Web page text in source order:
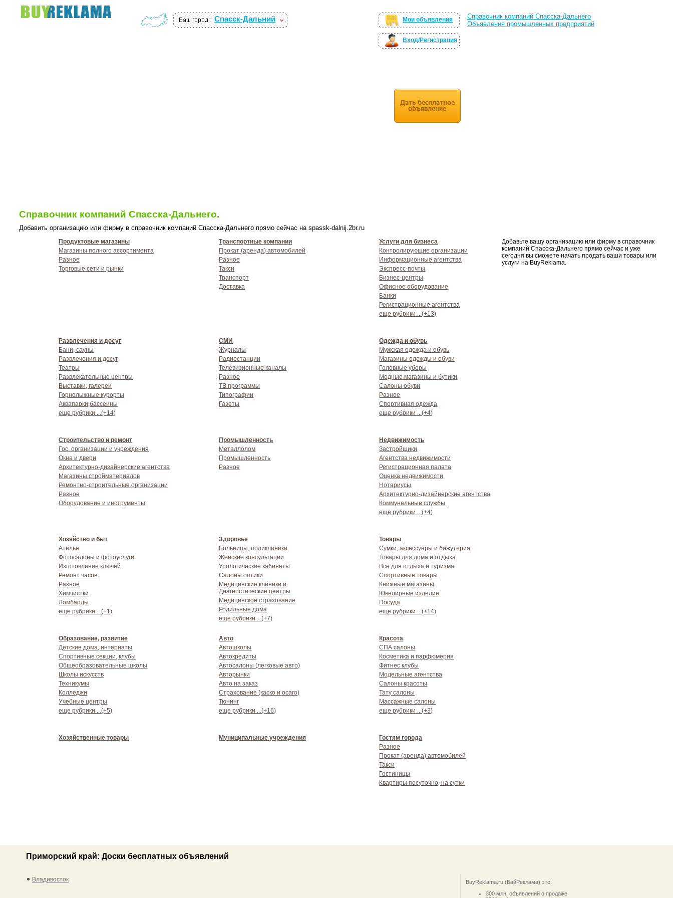
Спасск-Дальний Мои объявления
Вход/Регистрация
Справочник компаний Спасска-Дальнего
Объявления промышленных предприятий
Справочник компаний Спасска-Дальнего.
Добавить организацию или фирму в справочник компаний Спасска-Дальнего прямо сейчас на spassk-dalnij.2br.ru
Продуктовые магазины
Магазины полного ассортимента
Разное
Торговые сети и рынки
Транспортные компании
Прокат (аренда) автомобилей
Разное
Такси
Транспорт
Доставка
Услуги для бизнеса
Контролирующие организации
Информационные агентства
Экспресс-почты
Бизнес-центры
Офисное оборудование
Банки
Регистрационные агентства
еще рубрики ...(+13)
Развлечения и досуг
Бани, сауны
Развлечения и досуг
Театры
Развлекательные центры
Выставки, галереи
Горнолыжные курорты
Аквапарки,бассеины
еще рубрики ...(+14)
СМИ
Журналы
Радиостанции
Телевизионные каналы
Разное
ТВ программы
Типографии
Газеты
Одежда и обувь
Мужская одежда и обувь
Магазины одежды и обуви
Головные уборы
Модные магазины и бутики
Салоны обуви
Разное
Спортивная одежда
еще рубрики ...(+4)
Строительство и ремонт
Гос. организации и учреждения
Окна и двери
Архитектурно-дизайнерские агентства
Магазины стройматериалов
Ремонтно-строительные организации
Разное
Оборудование и инструменты
Промышленность
Металлолом
Промышленность
Разное
Недвижимость
Застройщики
Агентства недвижимости
Регистрационная палата
Оценка недвижимости
Нотариусы
Архитектурно-дизайнерские агентства
Коммунальные службы
еще рубрики ...(+4)
Хозяйство и быт
Ателье
Фотосалоны и фотоуслуги
Изготовление ключей
Ремонт часов
Разное
Химчистки
Ломбарды
еще рубрики ...(+1)
Здоровье
Больницы, поликлиники
Женские консультации
Урологические кабинеты
Салоны оптики
Медицинские клиники и
Диагностические центры
Медицинское страхование
Родильные дома
еще рубрики ...(+7)
Товары
Сумки, аксессуары и бижутерия
Товары для дома и отдыха
Все для отдыха и туризма
Спортивные товары
Книжные магазины
Ювелирные изделие
Посуда
еще рубрики ...(+14)
Образование, развитие
Детские дома, интернаты
Спортивные секции, клубы
Общеобразовательные школы
Школы искусств
Техникумы
Колледжи
Учебные центры
еще рубрики ...(+5)
Авто
Автошколы
Автокредиты
Автосалоны (легковые авто)
Авторынки
Авто на заказ
Страхование (каско и осаго)
Тюнинг
еще рубрики ...(+16)
Красота
СПА салоны
Косметика и парфюмерия
Фитнес клубы
Модельные агентства
Салоны красоты
Тату салоны
Массажные салоны
еще рубрики ...(+3)
Хозяйственные товары Муниципальные учреждения
Гостям города
Разное
Прокат (аренда) автомобилей
Такси
Гостиницы
Квартиры посуточно, на сутки
Добавьте вашу организацию или фирму в справочник
компаний Спасска-Дальнего прямо сейчас и уже
сегодня вы сможете начать продать ваши товары или
услуги на BuyReklama.
Приморский край: Доски бесплатных объявлений
Владивосток
BuyReklama.ru (БайРеклама) это:
300 млн. объявлений о продаже